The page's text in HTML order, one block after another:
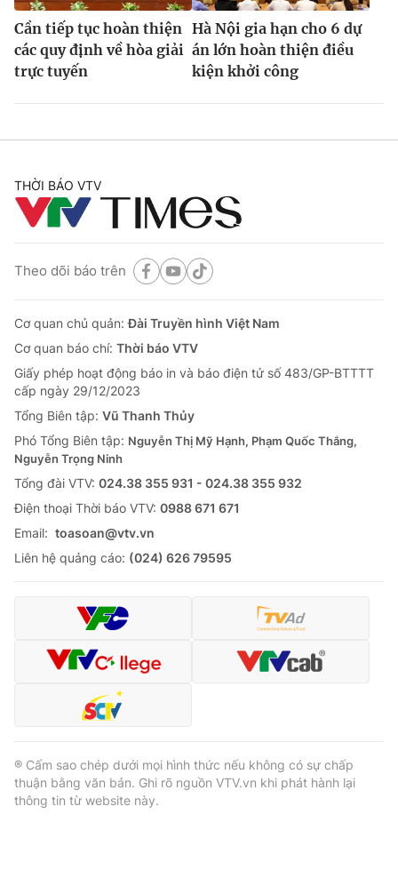
Cần tiếp tục hoàn thiện
các quy định về hòa giải
trực tuyến
Hà Nội gia hạn cho 6 dự
án lớn hoàn thiện điều
kiện khởi công
THỜI BÁO VTV
Theo dõi báo trên
Cơ quan chủ quản:Đài Truyền hình Việt Nam
Cơ quan báo chí: Thời báo VTV
Giấy phép hoạt động báo in và báo điện tử số 483/GP-BTTTT
cấp ngày 29/12/2023
Tổng Biên tập: Vũ Thanh Thủy
Phó Tổng Biên tập: Nguyễn Thị Mỹ Hạnh, Phạm Quốc Thắng,
Nguyễn Trọng Ninh
Tổng đài VTV: 024.38 355 931 - 024.38 355 932
Ðiện thoại Thời báo VTV: 0988 671 671
Email: toasoan@vtv.vn
Liên hệ quảng cáo: (024) 626 79595
® Cấm sao chép dưới mọi hình thức nếu không có sự chấp
thuận bằng văn bản. Ghi rõ nguồn VTV.vn khi phát hành lại
thông tin từ website này.